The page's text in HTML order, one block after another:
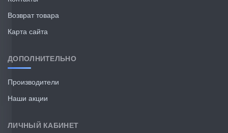
Возврат товара
Карта сайта
ДОПОЛНИТЕЛЬНО
Производители
Наши акции
ЛИЧНЫЙ КАБИНЕТ